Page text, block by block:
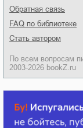
Обратная связь
FAQ по библиотеке
Стать автором
По всем вопросам
2003-2026 bookZ.ru